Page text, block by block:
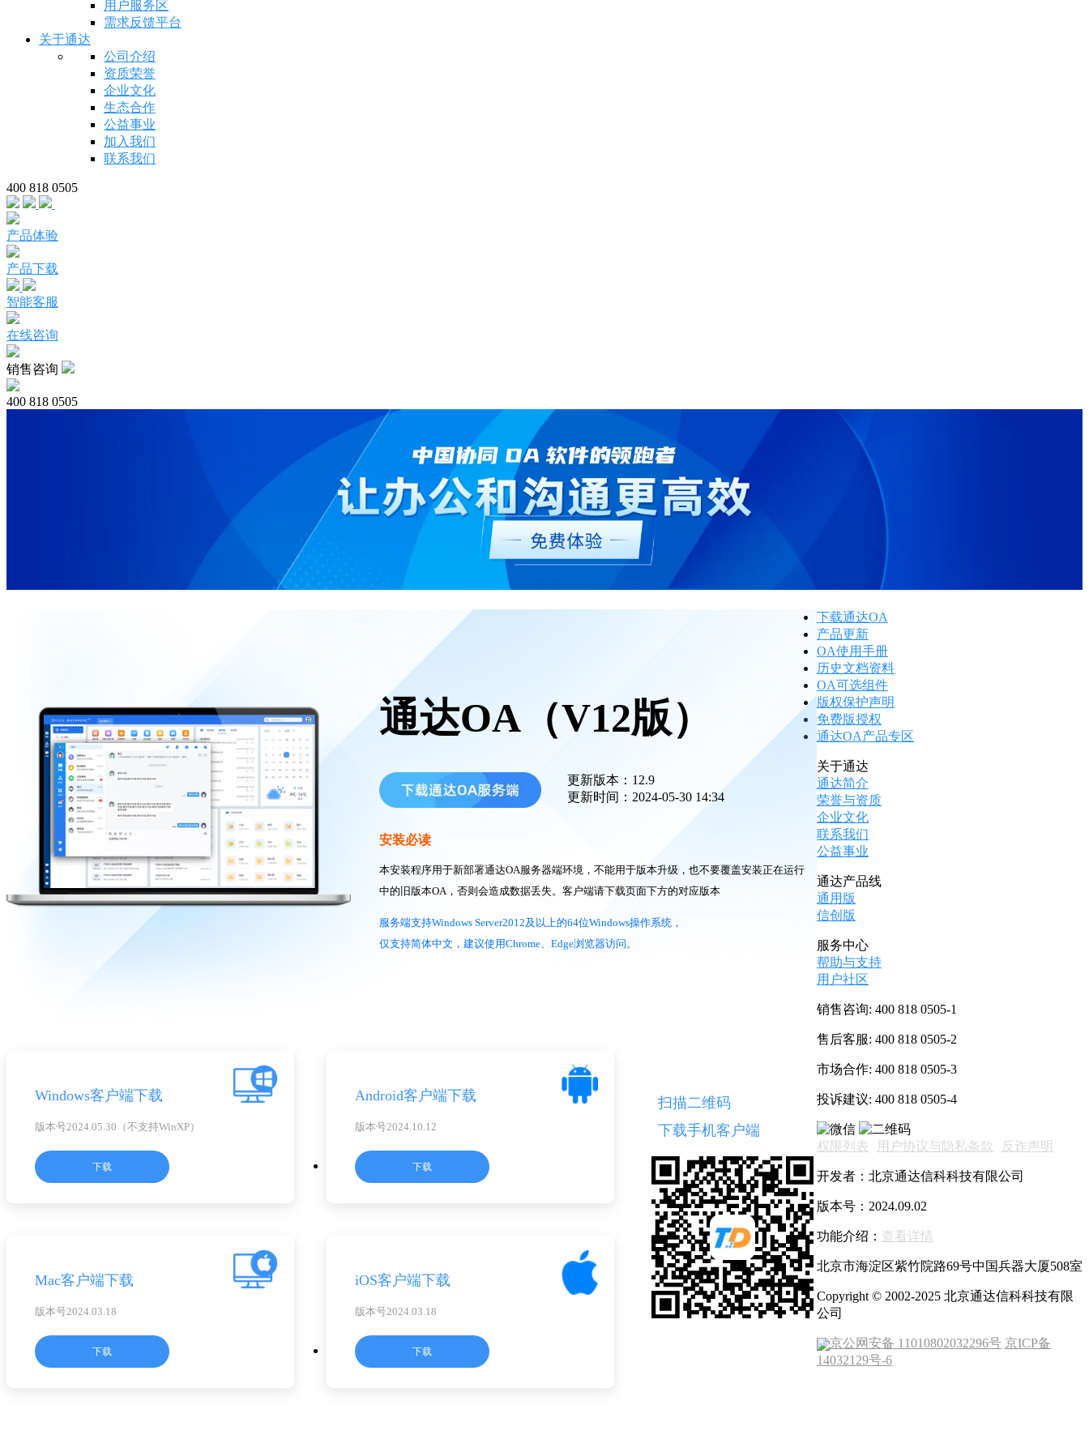
用户服务区
需求反馈平台
关于通达
公司介绍
资质荣誉
企业文化
生态合作
公益事业
加入我们
联系我们
400 818 0505
产品体验
产品下载
智能客服
在线咨询
销售咨询
400 818 0505
通达OA（V12版）
更新版本：12.9
更新时间：2024-05-30 14:34
安装必读
本安装程序用于新部署通达OA服务器端环境，不能用于版本升级，也不要覆盖安装正在运行
中的旧版本OA，否则会造成数据丢失。客户端请下载页面下方的对应版本
服务端支持Windows Server2012及以上的64位Windows操作系统，
仅支持简体中文，建议使用Chrome、Edge浏览器访问。
Windows客户端下载
版本号2024.05.30（不支持WinXP）
下载
Android客户端下载
版本号2024.10.12
下载
Mac客户端下载
版本号2024.03.18
下载
iOS客户端下载
版本号2024.03.18
下载
扫描二维码
下载手机客户端
下载通达OA
产品更新
OA使用手册
历史文档资料
OA可选组件
版权保护声明
免费版授权
通达OA产品专区
关于通达
通达简介
荣誉与资质
企业文化
联系我们
公益事业
通达产品线
通用版
信创版
服务中心
帮助与支持
用户社区
销售咨询: 400 818 0505-1
售后客服: 400 818 0505-2
市场合作: 400 818 0505-3
投诉建议: 400 818 0505-4
权限列表 用户协议与隐私条款 反诈声明
开发者：北京通达信科科技有限公司
版本号：2024.09.02
功能介绍： 查看详情
北京市海淀区紫竹院路69号中国兵器大厦508室
Copyright © 2002-2025 北京通达信科科技有限
公司
京公网安备 11010802032296号 京ICP备
14032129号-6